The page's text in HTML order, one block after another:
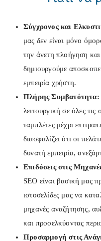
Σύγχρονος και
μας δεν είναι μόνο
την άνετη πλοήγηση
δημιουργούμε
εμπειρία χρήστη.
Πλήρης Συμβατότητα:
λειτουργική σε όλες
ταμπλέτες μέχρι
διασφαλίζει ότι οι
δυνατή εμπειρία,
Επιδόσεις στις
SEO είναι βασική μας
ιστοσελίδες μας να
μηχανές αναζήτησης,
και προσελκύοντας
Προσαρμογή στις